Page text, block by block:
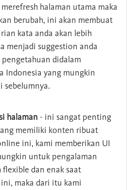
halaman utama maka
berubah, ini akan membuat
kata anda akan lebih
menjadi suggestion anda
didalam
Indonesia yang mungkin
sebelumnya.
halaman - ini sangat penting
memiliki konten ribuat
ini, kami memberikan UI
untuk pengalaman
dan enak saat
maka dari itu kami